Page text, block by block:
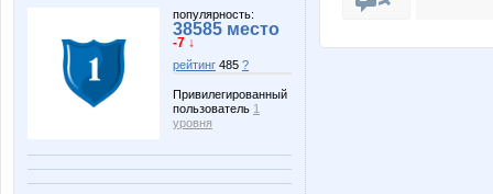
популярность:
38585 место
-7 ↓
рейтинг 485 ?
Привилегированный
пользователь 1
уровня